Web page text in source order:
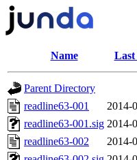
Name Last
Parent Directory
readline63-001
2014-
readline63-001.sig 2014-
readline63-002
2014-